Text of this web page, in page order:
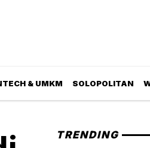
& UMKM SOLOPOLITAN
TRENDING